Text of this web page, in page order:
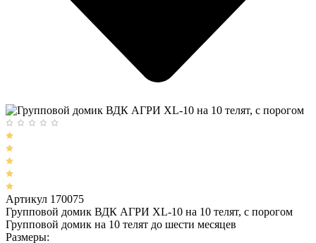
Артикул 170075
Групповой домик ВДК АГРИ XL-10 на 10 телят, с порогом
Групповой домик на 10 телят до шести месяцев
Размеры: